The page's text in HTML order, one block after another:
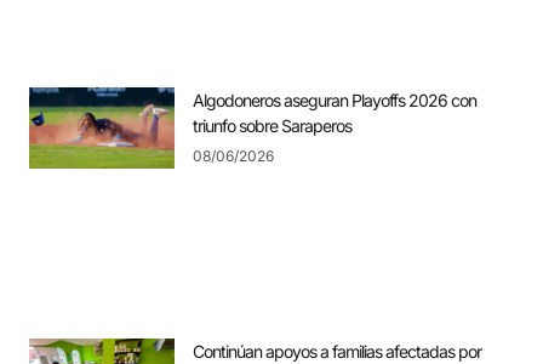
Algodoneros aseguran Playoffs 2026 con
triunfo sobre Saraperos
08/06/2026
Continúan apoyos a familias afectadas por